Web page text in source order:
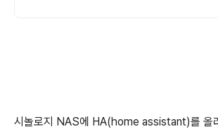
시놀로지 NAS에 HA(home assistant)를 올